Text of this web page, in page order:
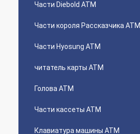
Части Diebold ATM
Части короля Рассказчика ATM
Части Hyosung ATM
читатель карты АТМ
Голова ATM
Части кассеты ATM
Клавиатура машины ATM